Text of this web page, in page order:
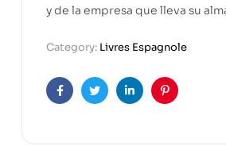
y de la empresa que lleva su
Category: Livres Espagnole
FacebookTwitterLinkedinPinterest